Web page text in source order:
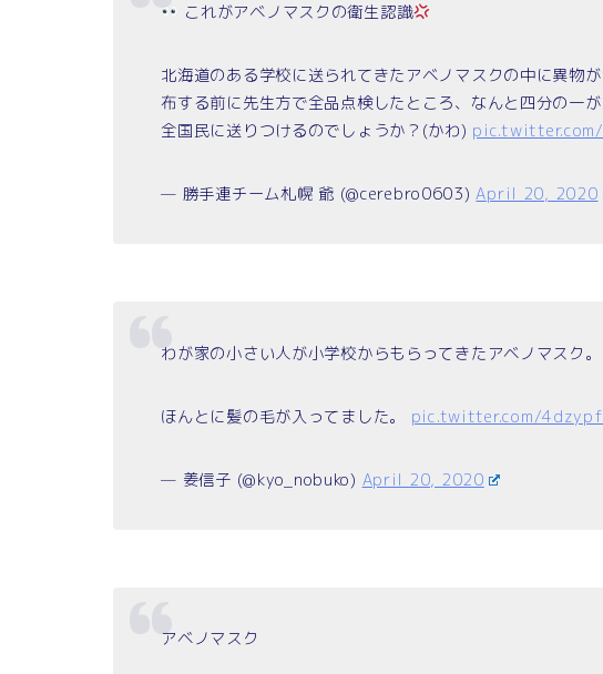
これがアベノマスクの衛生認識
北海道のある学校に送られてきたアベノマスクの中に異物
布する前に先生方で全品点検したところ、なんと四分の一
全国民に送りつけるのでしょうか？(かわ) pic.twitter.com/
— 勝手連チーム札幌 爺 (@cerebro0603)April 20, 2020
わが家の小さい人が小学校からもらってきたアベノマスク。
ほんとに髪の毛が入ってました。 pic.twitter.com/
— 姜信子 (@kyo_nobuko) April 20, 2020
アベノマスク